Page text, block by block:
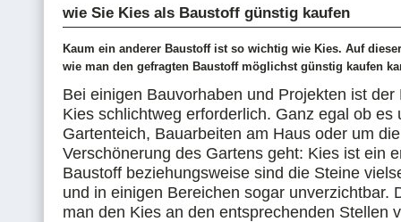
wie Sie Kies als Baustoff günstig kaufen
Kaum ein anderer Baustoff ist so wichtig wie Kies. Auf
wie man den gefragten Baustoff möglichst günstig kaufen
Bei einigen Bauvorhaben und Projekten ist der
Kies schlichtweg erforderlich. Ganz egal ob es
Gartenteich, Bauarbeiten am Haus oder um die
Verschönerung des Gartens geht: Kies ist ein
Baustoff beziehungsweise sind die Steine
und in einigen Bereichen sogar unverzichtbar.
man den Kies an den entsprechenden Stellen